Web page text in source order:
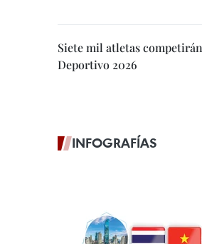
Siete mil atletas
Deportivo 2026
INFOGRAFÍAS